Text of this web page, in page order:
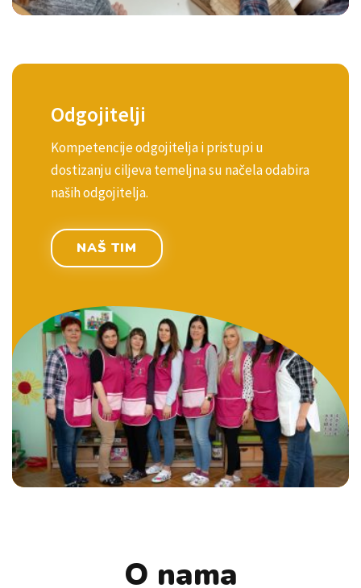
Odgojitelji
Kompetencije odgojitelja i pristupi u
dostizanju ciljeva temeljna su načela odabira
naših odgojitelja.
NAŠ TIM
O nama